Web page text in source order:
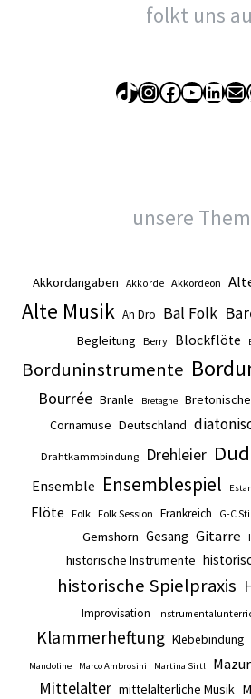
folkt uns
TikTok
Instagram
Facebook
E-
unsere
Akkordangaben Akkorde Akkordeon
Alte Musik An Dro Bal Folk
Begleitung Berry Blockflöte
Borduninstrumente
Bourrée Branle Bretagne
Cornamuse Deutschland
Drahtkammbindung Drehleier
Ensemble Ensemblespiel
Flöte Folk Folk Session Frankreich G-C
Gemshorn Gesang Gitarre
historische Instrumente
historische Spielpraxis
Improvisation
Klammerheftung Klebebindung
Mandoline Marco Ambrosini Martina Sirtl
Mittelalter mittelalterliche Musik